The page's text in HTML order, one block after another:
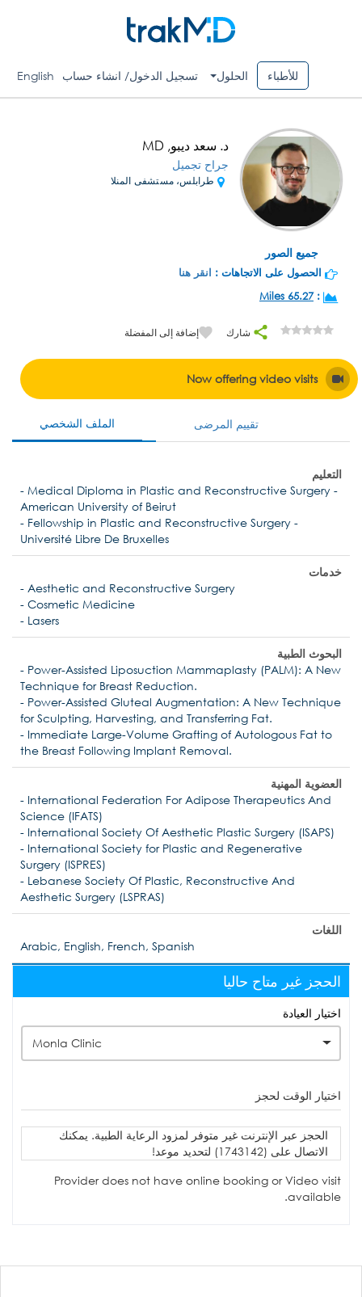
للأطباء الحلول تسجيل الدخول/ انشاء حساب English
جميع الصور
د. سعد ديبو, MD
جراح تجميل
طرابلس، مستشفى المنلا
الحصول على الاتجاهات : انقر هنا
:
65.27 Miles
شارك إضافة إلى المفضلة
Now offering video visits
الملف الشخصي تقييم المرضى
التعليم
- Medical Diploma in Plastic and Reconstructive Surgery -
American University of Beirut
- Fellowship in Plastic and Reconstructive Surgery -
Université Libre De Bruxelles
خدمات
- Aesthetic and Reconstructive Surgery
- Cosmetic Medicine
- Lasers
البحوث الطبية
- Power-Assisted Liposuction Mammaplasty (PALM): A New
Technique for Breast Reduction.
- Power-Assisted Gluteal Augmentation: A New Technique
for Sculpting, Harvesting, and Transferring Fat.
- Immediate Large-Volume Grafting of Autologous Fat to
the Breast Following Implant Removal.
العضوية المهنية
- International Federation For Adipose Therapeutics And
Science (IFATS)
- International Society Of Aesthetic Plastic Surgery (ISAPS)
- International Society for Plastic and Regenerative
Surgery (ISPRES)
- Lebanese Society Of Plastic, Reconstructive And
Aesthetic Surgery (LSPRAS)
اللغات
Arabic, English, French, Spanish
الحجز غير متاح حاليا
اختيار العيادة
Monla Clinic
اختيار الوقت لحجز
الحجز عبر الإنترنت غير متوفر لمزود الرعاية الطبية. يمكنك
الاتصال على (1743142) لتحديد موعد!
Provider does not have online booking or Video visit
available.